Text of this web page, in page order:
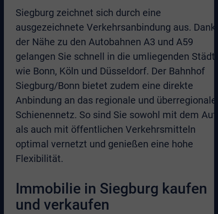
Siegburg zeichnet sich durch eine
ausgezeichnete Verkehrsanbindung aus. Dank
der Nähe zu den Autobahnen A3 und A59
gelangen Sie schnell in die umliegenden
wie Bonn, Köln und Düsseldorf. Der Bahnhof
Siegburg/Bonn bietet zudem eine direkte
Anbindung an das regionale und überregionale
Schienennetz. So sind Sie sowohl mit dem
als auch mit öffentlichen Verkehrsmitteln
optimal vernetzt und genießen eine hohe
Flexibilität.
Immobilie in Siegburg kaufen
und verkaufen